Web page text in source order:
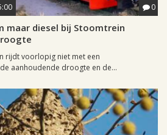
0
maar diesel bij Stoomtrein
rijdt voorlopig niet met een
aanhoudende droogte en de...